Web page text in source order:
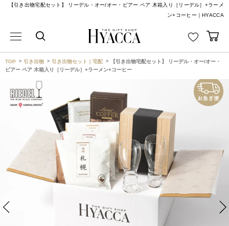
【引き出物宅配セット】 リーデル・オー/オー・ビアー ペア 木箱入り［リーデル］+ラーメ
ン+コーヒー｜HYACCA
TOP 引き出物 引き出物セット｜宅配
【引き出物宅配セット】 リーデル・オー/オー・
ビアー ペア 木箱入り［リーデル］+ラーメン+コーヒー